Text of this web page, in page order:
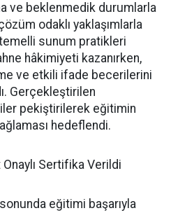
ve beklenmedik durumlarla
odaklı yaklaşımlarla
sunum pratikleri
hâkimiyeti kazanırken,
ve etkili ifade becerilerini
Gerçekleştirilen
pekiştirilerek eğitimin
hedeflendi.
Sertifika Verildi
eğitimi başarıyla